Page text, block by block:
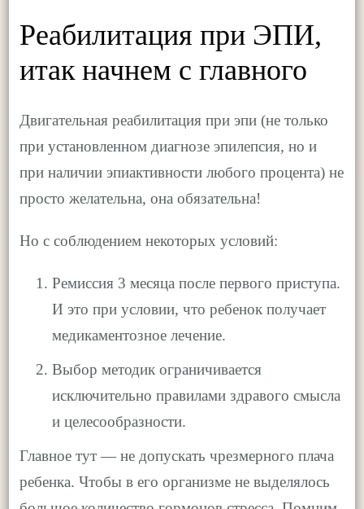
Реабилитация при ЭПИ,
итак начнем с главного
Двигательная реабилитация при эпи (не только
при установленном диагнозе эпилепсия, но и
при наличии эпиактивности любого процента) не
просто желательна, она обязательна!
Но с соблюдением некоторых условий:
Ремиссия 3 месяца после первого приступа.
И это при условии, что ребенок получает
медикаментозное лечение.
Выбор методик ограничивается
исключительно правилами здравого смысла
и целесообразности.
Главное тут — не допускать чрезмерного плача
ребенка. Чтобы в его организме не выделялось